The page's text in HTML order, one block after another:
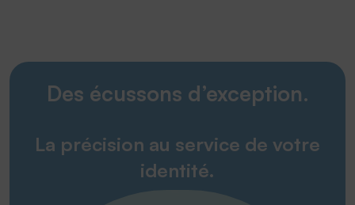
Des écussons d’exception.
La précision au service de votre
identité.